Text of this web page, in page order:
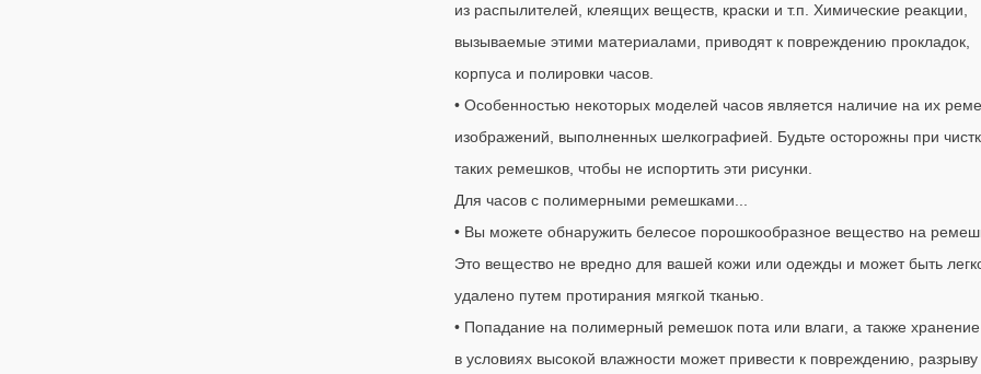
из распылителей, клеящих веществ, краски и т.п. Химические реакции,
вызываемые этими материалами, приводят к повреждению прокладок,
корпуса и полировки часов.
• Особенностью некоторых моделей часов является наличие на их
изображений, выполненных шелкографией. Будьте осторожны при
таких ремешков, чтобы не испортить эти рисунки.
Для часов с полимерными ремешками...
• Вы можете обнаружить белесое порошкообразное вещество на
Это вещество не вредно для вашей кожи или одежды и может быть
удалено путем протирания мягкой тканью.
• Попадание на полимерный ремешок пота или влаги, а также хранение
в условиях высокой влажности может привести к повреждению, разрыву